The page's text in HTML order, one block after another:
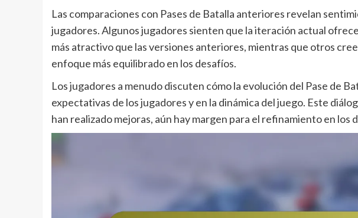
Las comparaciones con Pases de Batalla anteriores revelan
jugadores. Algunos jugadores sienten que la iteración actual
más atractivo que las versiones anteriores, mientras que otros
enfoque más equilibrado en los desafíos.
Los jugadores a menudo discuten cómo la evolución del Pase de
expectativas de los jugadores y en la dinámica del juego. Este
han realizado mejoras, aún hay margen para el refinamiento en los